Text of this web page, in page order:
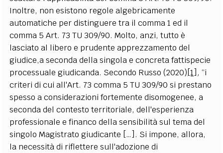
Inoltre, non esistono regole algebricamente
automatiche per distinguere tra il comma 1 ed il
comma 5 Art. 73 TU 309/90. Molto, anzi, tutto è
lasciato al libero e prudente apprezzamento del
giudice,a seconda della singola e concreta fattispecie
processuale giudicanda. Secondo Russo (2020)[1] , “i
criteri di cui all'Art. 73 comma 5 TU 309/90 si prestano
spesso a considerazioni fortemente disomogenee, a
seconda del contesto territoriale, dell'esperienza
professionale e financo della sensibilità sul tema del
singolo Magistrato giudicante […]. Si impone, allora,
la necessità di riflettere sull'adozione di